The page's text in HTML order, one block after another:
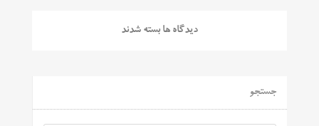
دیدگاه ها بسته شدند
جستجو